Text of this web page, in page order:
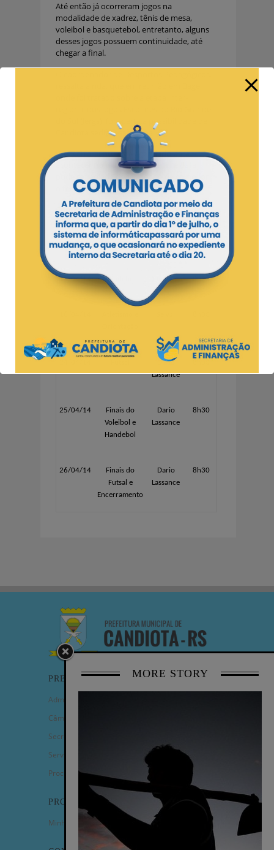
Até então já ocorreram jogos na
modalidade de xadrez, tênis de mesa,
voleibol e basquetebol, entretanto, alguns
desses jogos possuem continuidade, até
chegar a final.
do Sul (Jergs), foi aberta a possibilidade de
Candiota sediar essa etapa.
O encerramento está agendado para
acontecer no dia 26, entretanto, a data
pode ser adiada dependendo de como for
o tempo nos dias das competições.
Confira a programação:
Data Modalidade Local Horário
15/04/14 Handebol Domingão 8h30
Dario
Lassance
25/04/14
Finais do
Voleibol e
Handebol
Dario
Lassance
8h30
26/04/14
Finais do
Futsal e
Encerramento
Dario
Lassance
8h30
MORE STORY
PREFEITURA
Administração Municipal
Câmara de Vereadores
Secretarias
Serviços
Procuradoria Geral
PROGRAMAS
Minha Casa Minha Vida